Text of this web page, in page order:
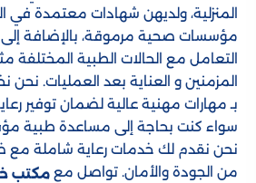
المنزلية، ولديهن شهادات معتمدة
مؤسسات صحية مرموقة، بالإضافة
التعامل مع الحالات الطبية المختلفة
المزمنين و العناية بعد العمليات.
بـ مهارات مهنية عالية لضمان توفير
سواء كنت بحاجة إلى مساعدة طبية
نحن نقدم لك خدمات رعاية شاملة
من الجودة والأمان. تواصل مع مكتب